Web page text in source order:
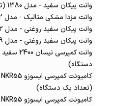
وانت پیکان سفید - مدل 1380 (تعداد یک دستگاه)
وانت مزدا مشکی متالیک - مدل 1382 (تعداد یک دستگاه)
وانت پیکان سفید روغنی - مدل 1392 (تعداد یک دستگاه)
وانت پیکان سفید روغنی - مدل 1389 (تعداد یک دستگاه)
دستگاه)
(تعداد یک دستگاه)